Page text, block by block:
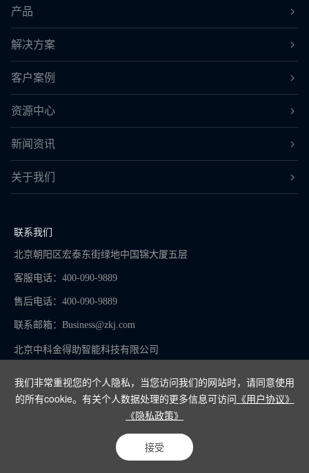
我们非常重视您的个人隐私，当您访问我们的网站时，请同意使用
的所有cookie。有关个人数据处理的更多信息可访问 《用户协议》
《隐私政策》
接受
产品
解决方案
客户案例
资源中心
新闻资讯
关于我们
联系我们
北京朝阳区宏泰东街绿地中国锦大厦五层
客服电话：400-090-9889
售后电话：400-090-9889
联系邮箱： Business@zkj.com
北京中科金得助智能科技有限公司
京ICP备16065273号-9
Copyright © 2024
在线客服